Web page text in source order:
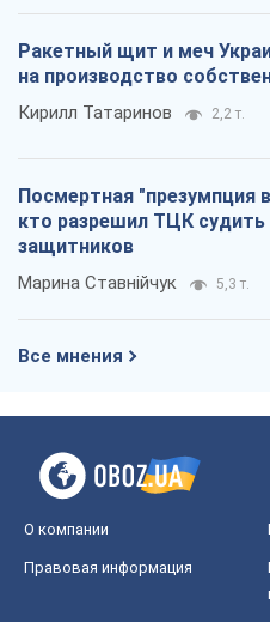
Ракетный щит и меч
на производство
Кирилл Татаринов 2,2 т.
Посмертная "презумпция
кто разрешил ТЦК
защитников
Марина Ставнійчук 5,3 т.
Все мнения
О компании
Правовая информация